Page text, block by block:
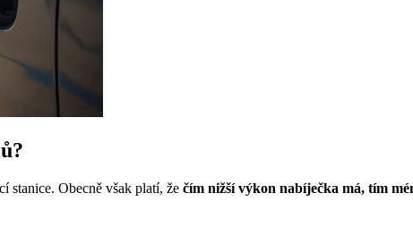
stanice. Obecně však platí, že čím nižší výkon nabíječka má, tím